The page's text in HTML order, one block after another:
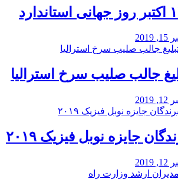
جالب صلیب سرخ استرالیا
جایزه نوبل فیزیک ۲۰۱۹